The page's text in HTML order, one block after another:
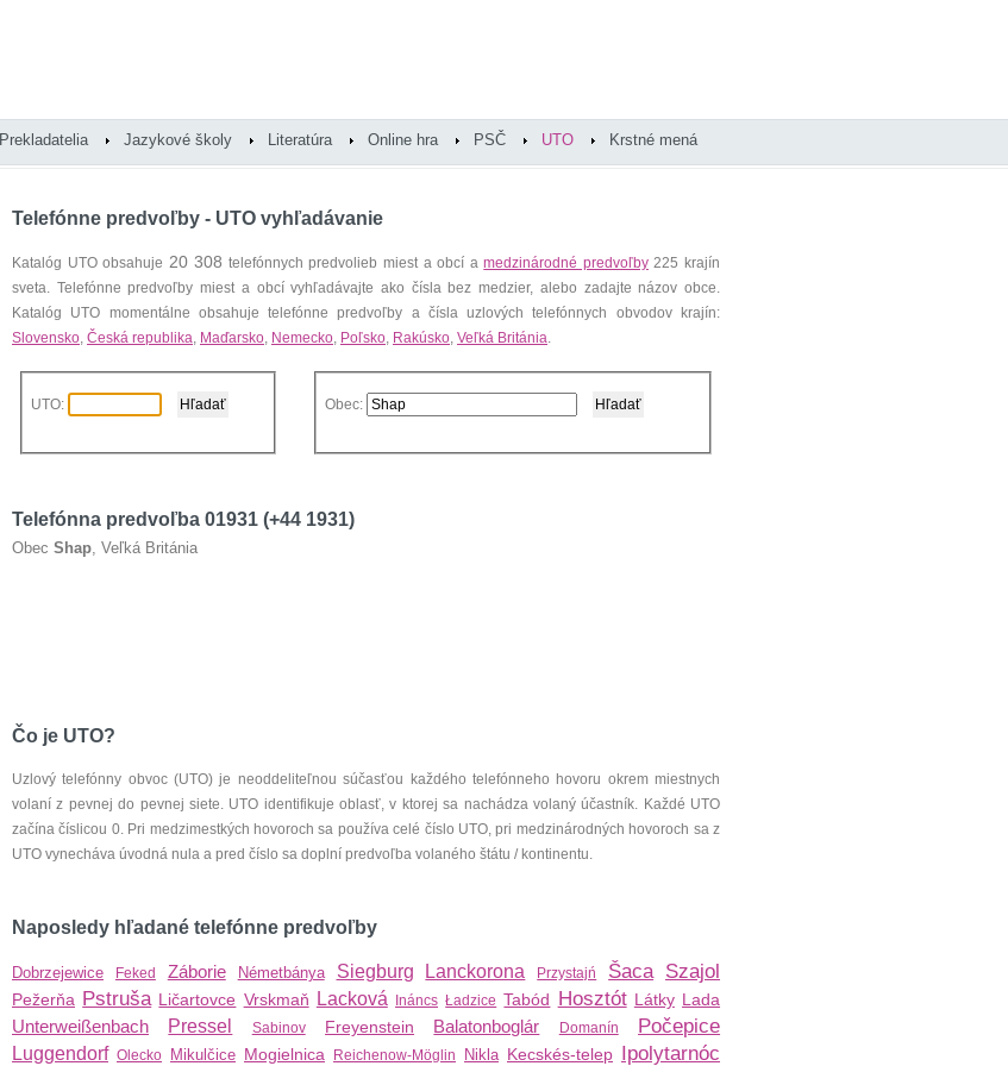
Prekladatelia Jazykové školy Literatúra Online hra PSČ UTO Krstné mená
Telefónne predvoľby - UTO vyhľadávanie
Katalóg UTO obsahuje 20 308 telefónnych predvolieb miest a obcí amedzinárodné predvoľby225 krajín
sveta. Telefónne predvoľby miest a obcí vyhľadávajte ako čísla bez medzier, alebo zadajte názov obce.
Katalóg UTO momentálne obsahuje telefónne predvoľby a čísla uzlových telefónnych obvodov krajín:
Slovensko, Česká republika, Maďarsko, Nemecko, Poľsko, Rakúsko, Veľká Británia.
UTO: Obec:
Telefónna predvoľba 01931 (+44 1931)
Obec Shap, Veľká Británia
Čo je UTO?
Uzlový telefónny obvoc (UTO) je neoddeliteľnou súčasťou každého telefónneho hovoru okrem miestnych
volaní z pevnej do pevnej siete. UTO identifikuje oblasť, v ktorej sa nachádza volaný účastník. Každé UTO
začína číslicou 0. Pri medzimestkých hovoroch sa používa celé číslo UTO, pri medzinárodných hovoroch sa z
UTO vynecháva úvodná nula a pred číslo sa doplní predvoľba volaného štátu / kontinentu.
Naposledy hľadané telefónne predvoľby
Dobrzejewice Feked Záborie Németbánya Siegburg Lanckorona Przystajń Šaca Szajol
Pežerňa Pstruša Ličartovce Vrskmaň Lacková Ináncs Ładzice Tabód Hosztót Látky Lada
Unterweißenbach Pressel Sabinov Freyenstein Balatonboglár Domanín Počepice
Luggendorf Olecko Mikulčice Mogielnica Reichenow-Möglin Nikla Kecskés-telep Ipolytarnóc